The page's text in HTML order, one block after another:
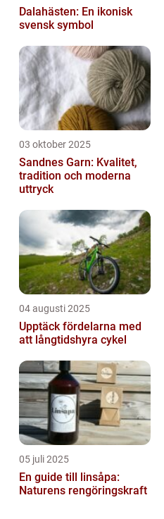
Dalahästen: En ikonisk
svensk symbol
03 oktober 2025
Sandnes Garn: Kvalitet,
tradition och moderna
uttryck
04 augusti 2025
Upptäck fördelarna med
att långtidshyra cykel
05 juli 2025
En guide till linsåpa:
Naturens rengöringskraft